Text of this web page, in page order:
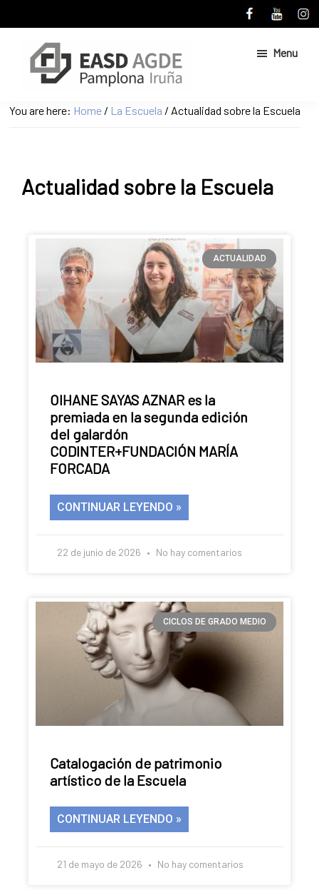
to
content
to
Escuela
de
de
Diseño
Sitio
Escuela
Superior
Pamplona
Menu
You are here: Home / La Escuela / Actualidad sobre la Escuela
Actualidad sobre la Escuela
ACTUALIDAD
OIHANE SAYAS AZNAR es la
premiada en la segunda edición
del galardón
CODINTER+FUNDACIÓN MARÍA
FORCADA
CONTINUAR LEYENDO »
22 de junio de 2026 No hay comentarios
CICLOS DE GRADO MEDIO
Catalogación de patrimonio
artístico de la Escuela
CONTINUAR LEYENDO »
21 de mayo de 2026 No hay comentarios